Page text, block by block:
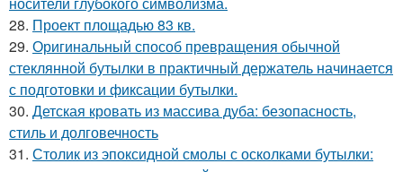
28. Проект площадью 83 кв.
29. Оригинальный способ превращения обычной
стеклянной бутылки в практичный держатель начинается
с подготовки и фиксации бутылки.
30. Детская кровать из массива дуба: безопасность,
стиль и долговечность
31. Столик из эпоксидной смолы с осколками бутылки: